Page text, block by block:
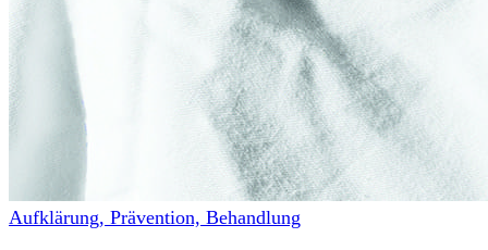
Aufklärung, Prävention, Behandlung